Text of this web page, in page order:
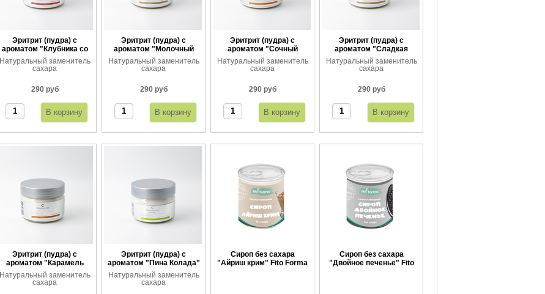
Эритрит (пудра) с
ароматом "Клубника со
сливками"
Натуральный заменитель
сахара
290 руб
Эритрит (пудра) с
ароматом "Молочный
шоколад"
Натуральный заменитель
сахара
290 руб
Эритрит (пудра) с
ароматом "Сочный
апельсин"
Натуральный заменитель
сахара
290 руб
Эритрит (пудра) с
ароматом "Сладкая
ваниль"
Натуральный заменитель
сахара
290 руб
Эритрит (пудра) с
ароматом "Карамель
тоффи"
Натуральный заменитель
сахара
Эритрит (пудра) с
ароматом "Пина Колада"
Натуральный заменитель
сахара
Сироп без сахара
"Айриш крим" Fito Forma
Сироп без сахара
"Двойное печенье" Fito